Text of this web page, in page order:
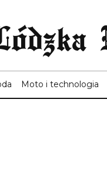
Moto i technologia